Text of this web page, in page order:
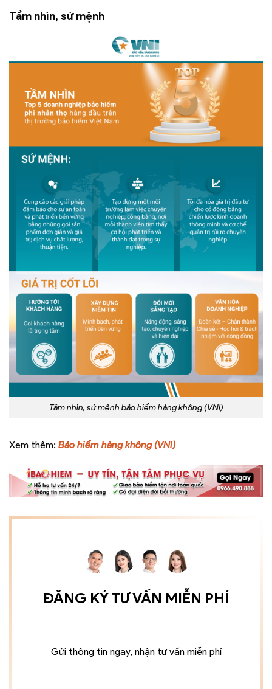
Tầm nhìn, sứ mệnh
Tầm nhìn, sứ mệnh bảo hiểm hàng không (VNI)
Xem thêm: Bảo hiểm hàng không (VNI)
ĐĂNG KÝ TƯ VẤN MIỄN PHÍ
Gửi thông tin ngay, nhận tư vấn miễn phí